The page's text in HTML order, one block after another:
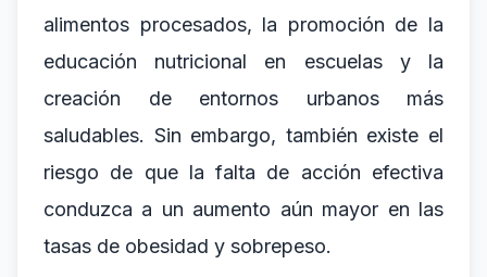
alimentos procesados, la promoción de la
educación nutricional en escuelas y la
creación de entornos urbanos más
saludables. Sin embargo, también existe el
riesgo de que la falta de acción efectiva
conduzca a un aumento aún mayor en las
tasas de obesidad y sobrepeso.